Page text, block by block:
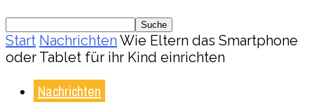
Start Nachrichten Wie Eltern das Smartphone
oder Tablet für ihr Kind einrichten
Nachrichten